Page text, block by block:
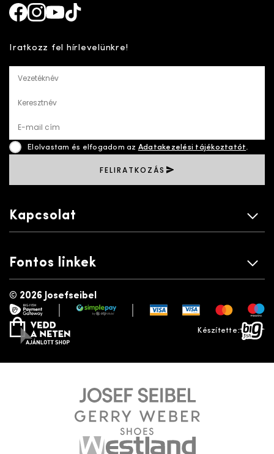
Iratkozz fel hírlevelünkre!
Vezetéknév
Keresztnév
E-mail cím
Elolvastam és elfogadom az Adatakezelési tájékoztatót.
FELIRATKOZÁS
Kapcsolat
Fontos linkek
© 2026 Josefseibel
payment gatewaysimplepay
vedd a neten
Készítette:bigfish